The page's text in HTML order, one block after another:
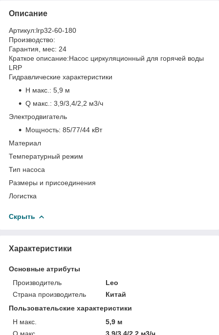
Описание
Артикул:lrp32-60-180
Производство:
Гарантия, мес: 24
Краткое описание:Насос циркуляционный для горячей воды
LRP
Гидравлические характеристики
H макс.: 5,9 м
Q макс.: 3,9/3,4/2,2 м3/ч
Электродвигатель
Мощность: 85/77/44 кВт
Материал
Температурный режим
Тип насоса
Размеры и присоединения
Логистка
Скрыть
Характеристики
Основные атрибуты
Производитель
Leo
Страна производитель
Китай
Пользовательские характеристики
H макс.
5,9 м
Q макс.
3,9/3,4/2,2 м3/ч